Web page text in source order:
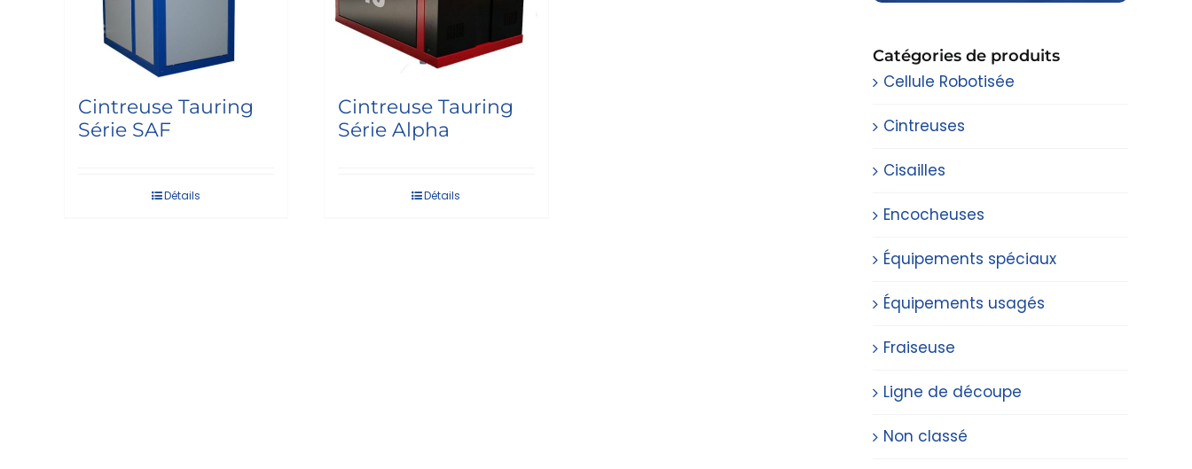
Cintreuse Tauring
Série SAF
Détails
Cintreuse Tauring
Série Alpha
Détails
Catégories de produits
Cellule Robotisée
Cintreuses
Cisailles
Encocheuses
Équipements spéciaux
Équipements usagés
Fraiseuse
Ligne de découpe
Non classé